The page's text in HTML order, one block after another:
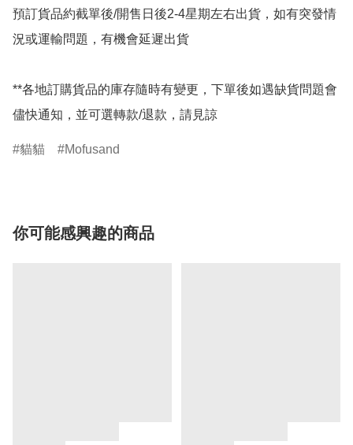
預訂貨品約截單後/開售日後2-4星期左右出貨，如有突發情
況或運輸問題，有機會延遲出貨
**各地訂購貨品的庫存隨時有變更，下單後如遇缺貨問題會
儘快通知，並可選轉款/退款，請見諒
貓貓 Mofusand
你可能感興趣的商品